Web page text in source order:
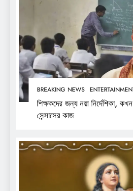
BREAKING NEWS
শিক্ষকদের জন্য নয়া নির্দেশিকা,
সেন্সাসের কাজ